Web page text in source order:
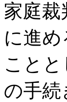
家庭
に進
こと
の手続